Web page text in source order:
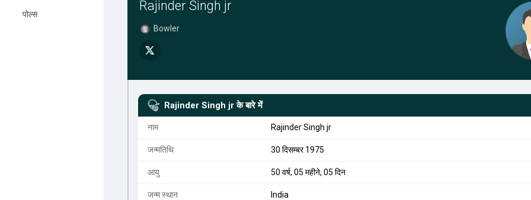
पोल्स
Rajinder Singh jr
Bowler
Rajinder Singh jr के बारे में
नाम Rajinder Singh jr
जन्मतिथि 30 दिसम्बर 1975
आयु 50 वर्ष, 05 महीने, 05 दिन
जन्म स्थान India